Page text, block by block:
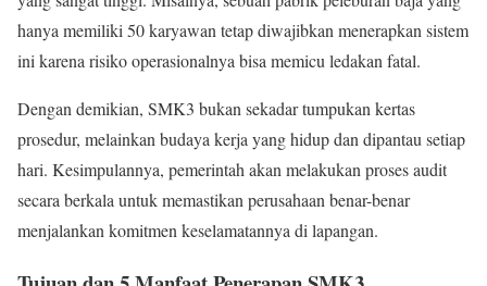
hanya memiliki 50 karyawan tetap diwajibkan menerapkan sistem
ini karena risiko operasionalnya bisa memicu ledakan fatal.
Dengan demikian, SMK3 bukan sekadar tumpukan kertas
prosedur, melainkan budaya kerja yang hidup dan dipantau setiap
hari. Kesimpulannya, pemerintah akan melakukan proses audit
secara berkala untuk memastikan perusahaan benar-benar
menjalankan komitmen keselamatannya di lapangan.